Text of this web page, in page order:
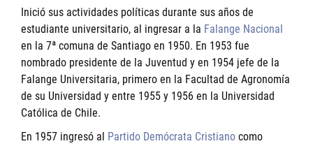
Inició sus actividades políticas durante sus años de
estudiante universitario, al ingresar a la Falange Nacional
en la 7ª comuna de Santiago en 1950. En 1953 fue
nombrado presidente de la Juventud y en 1954 jefe de la
Falange Universitaria, primero en la Facultad de Agronomía
de su Universidad y entre 1955 y 1956 en la Universidad
Católica de Chile.
En 1957 ingresó al Partido Demócrata Cristiano como